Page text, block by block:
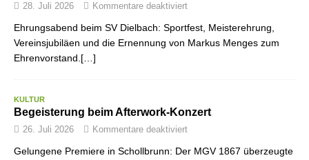
28. Juli 2026 Kommentare deaktiviert
Ehrungsabend beim SV Dielbach: Sportfest, Meisterehrung,
Vereinsjubiläen und die Ernennung von Markus Menges zum
Ehrenvorstand.[…]
KULTUR
Begeisterung beim Afterwork-Konzert
26. Juli 2026 Kommentare deaktiviert
Gelungene Premiere in Schollbrunn: Der MGV 1867 überzeugte